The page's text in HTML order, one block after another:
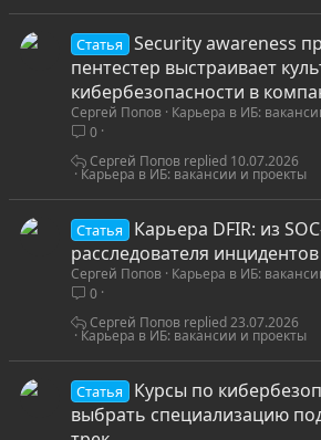
Статья
Security awareness
пентестер выстраивает
кибербезопасности в
Сергей Попов Карьера в ИБ:
0
Карьера в ИБ: вакансии и проекты
10.07.2026
Сергей Попов
Статья
Карьера DFIR: из
расследователя инцидентов
Сергей Попов Карьера в ИБ:
0
Карьера в ИБ: вакансии и проекты
23.07.2026
Сергей Попов
Статья
Курсы по
выбрать специализацию